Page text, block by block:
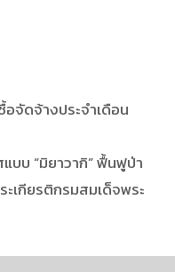
จัดจ้างประจำเดือน
บบ “มิยาวากิ” ฟื้นฟูป่า
ะเกียรติกรมสมเด็จพระ